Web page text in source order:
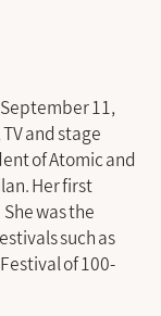
11,
and stage
of Atomic and
Her first
was the
such as
of 100-